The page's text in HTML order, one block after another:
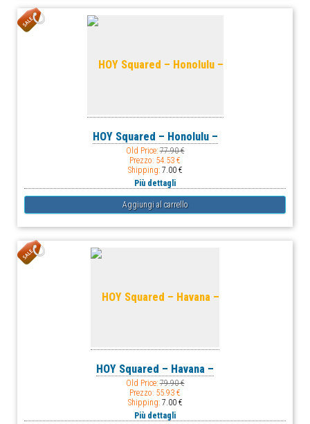
HOY Squared – Honolulu –
Old Price:77.90 €
Prezzo: 54.53 €
Shipping: 7.00 €
Più dettagli
HOY Squared – Havana –
Old Price:79.90 €
Prezzo: 55.93 €
Shipping: 7.00 €
Più dettagli